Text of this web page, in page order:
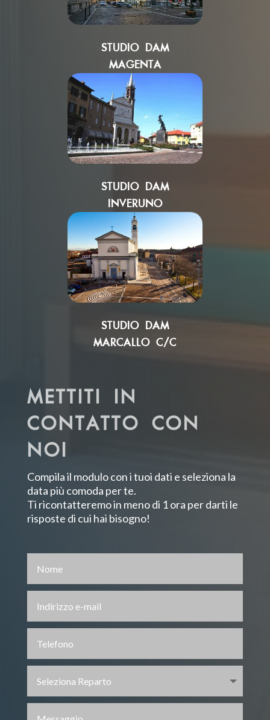
STUDIO DAM
MAGENTA
STUDIO DAM
INVERUNO
STUDIO DAM
MARCALLO C/C
METTITI IN
CONTATTO CON
NOI
Compila il modulo con i tuoi dati e seleziona la
data più comoda per te.
Ti ricontatteremo in meno di 1 ora per darti le
risposte di cui hai bisogno!